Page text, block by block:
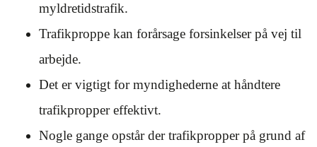
myldretidstrafik.
Trafikproppe kan forårsage forsinkelser på vej til
arbejde.
Det er vigtigt for myndighederne at håndtere
trafikpropper effektivt.
Nogle gange opstår der trafikpropper på grund af